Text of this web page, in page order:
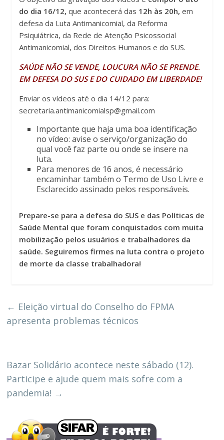
do dia 16/12, que acontecerá das 12h às 20h,em
defesa da Luta Antimanicomial, da Reforma
Psiquiátrica, da Rede de Atenção Psicossocial
Antimanicomial, dos Direitos Humanos e do SUS.
SAÚDE NÃO SE VENDE, LOUCURA NÃO SE PRENDE.
EM DEFESA DO SUS E DO CUIDADO EM LIBERDADE!
Enviar os vídeos até o dia 14/12 para:
secretaria.antimanicomialsp@gmail.com
Importante que haja uma boa identificação
no vídeo: avise o serviço/organização do
qual você faz parte ou onde se insere na
luta.
Para menores de 16 anos, é necessário
encaminhar também o Termo de Uso Livre e
Esclarecido assinado pelos responsáveis.
Prepare-se para a defesa do SUS e das Políticas de
Saúde Mental que foram conquistados com muita
mobilização pelos usuários e trabalhadores da
saúde. Seguiremos firmes na luta contra o projeto
de morte da classe trabalhadora!
← Eleição virtual do Conselho do FPMA
apresenta problemas técnicos
Bazar Solidário acontece neste sábado (12).
Participe e ajude quem mais sofre com a
pandemia! →